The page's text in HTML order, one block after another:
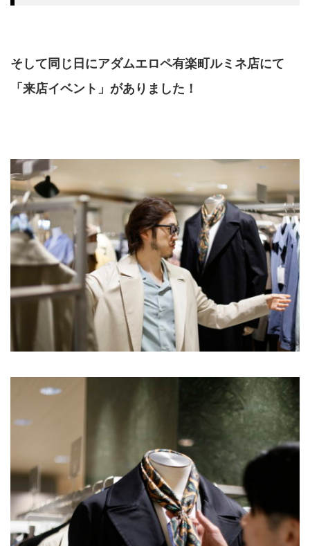
そして同じ日にアダムエロペ有楽町ルミネ店にて
「来店イベント」がありました！